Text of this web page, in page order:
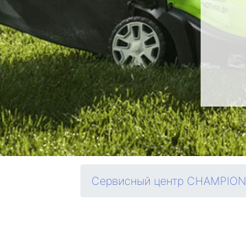
Сервисный центр CHAMPION